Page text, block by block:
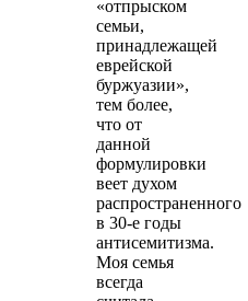
«отпрыском
семьи,
принадлежащей
еврейской
буржуазии»,
тем более,
что от
данной
формулировки
веет духом
распространенного
в 30-е годы
антисемитизма.
Моя семья
всегда